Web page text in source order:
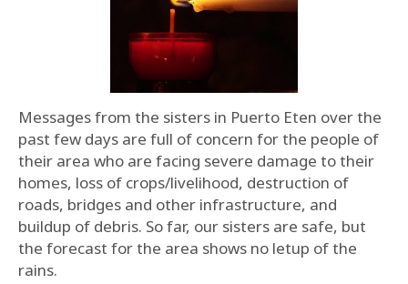
Messages from the sisters in Puerto Eten over the
past few days are full of concern for the people of
their area who are facing severe damage to their
homes, loss of crops/livelihood, destruction of
roads, bridges and other infrastructure, and
buildup of debris. So far, our sisters are safe, but
the forecast for the area shows no letup of the
rains.